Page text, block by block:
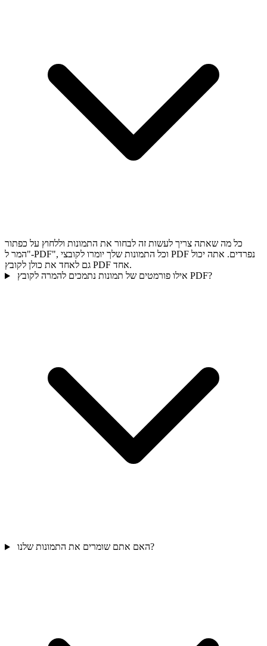
כל מה שאתה צריך לעשות זה לבחור את התמונות וללחוץ על כפתור
"המר ל-PDF", וכל התמונות שלך יומרו לקובצי PDF נפרדים. אתה יכול
גם לאחד את כולן לקובץ PDF אחד.
אילו פורמטים של תמונות נתמכים להמרה לקובץ PDF?
האם אתם שומרים את התמונות שלנו?